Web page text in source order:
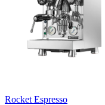
Rocket Espresso